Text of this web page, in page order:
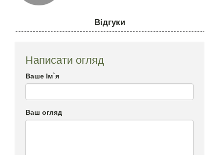
Відгуки
Написати огляд
Ваше Ім`я
Ваш огляд